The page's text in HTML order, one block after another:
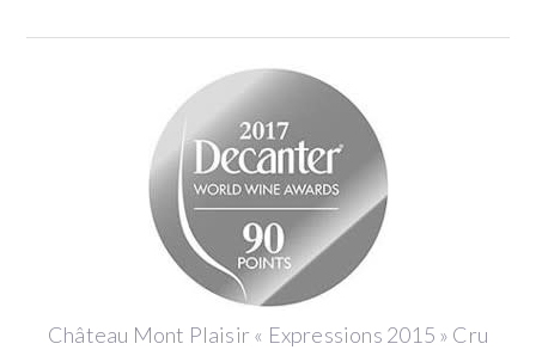
Château Mont Plaisir « Expressions 2015 » Cru